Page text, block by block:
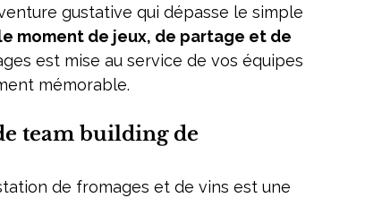
moment de jeux, de partage et de
est mise au service de vos équipes
mémorable.
team building de
de fromages et de vins est une